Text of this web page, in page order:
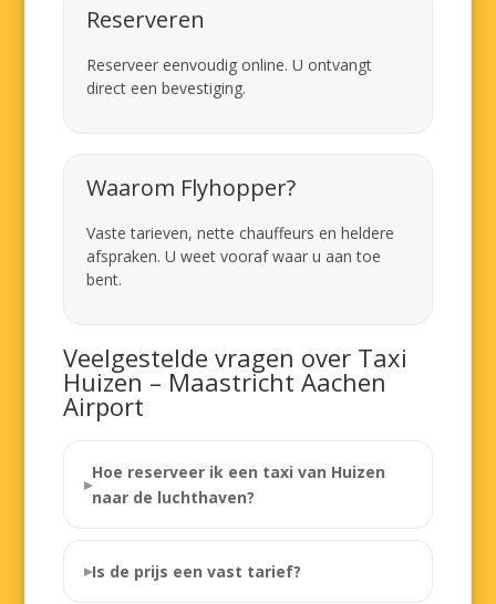
Reserveren
Reserveer eenvoudig online. U ontvangt
direct een bevestiging.
Waarom Flyhopper?
Vaste tarieven, nette chauffeurs en heldere
afspraken. U weet vooraf waar u aan toe
bent.
Veelgestelde vragen over Taxi
Huizen – Maastricht Aachen
Airport
Hoe reserveer ik een taxi van Huizen
naar de luchthaven?
Is de prijs een vast tarief?